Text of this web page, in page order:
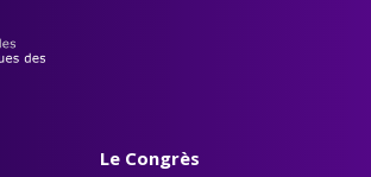
Le Congrès